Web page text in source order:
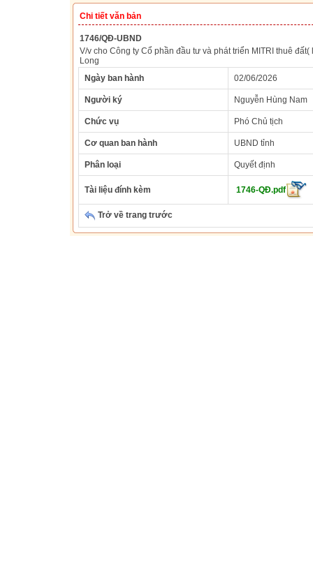
Chi tiết văn bản
1746/QĐ-UBND
V/v cho Công ty Cổ phần đầu tư và phát triển MITRI thuê
Long
Ngày ban hành
02/06/2026
Người ký Nguyễn Hùng Nam
Chức vụ Phó Chủ tịch
Cơ quan ban hành UBND tỉnh
Phân loại Quyết định
Tài liệu đính kèm 1746-QĐ.pdf
Trở về trang trước